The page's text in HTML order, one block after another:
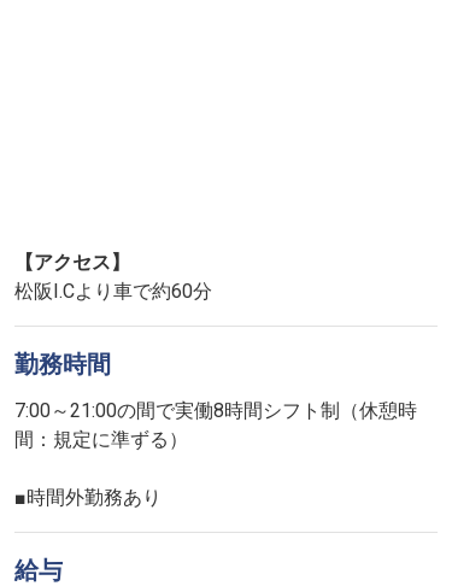
【アクセス】
松阪I.Cより車で約60分
勤務時間
7:00～21:00の間で実働8時間シフト制（休憩時
間：規定に準ずる）
■時間外勤務あり
給与